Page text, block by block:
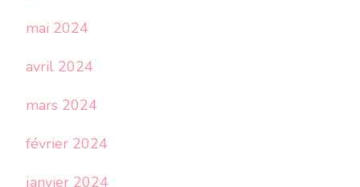
mai 2024
avril 2024
mars 2024
février 2024
janvier 2024